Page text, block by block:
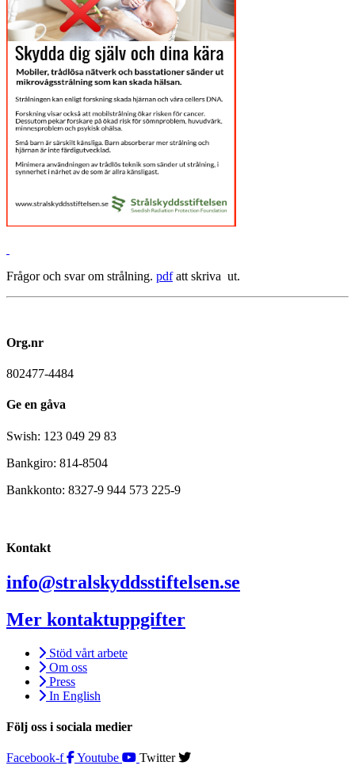
Frågor och svar om strålning. pdfatt skriva ut.
Org.nr
802477-4484
Ge en gåva
Swish: 123 049 29 83
Bankgiro: 814-8504
Bankkonto: 8327-9 944 573 225-9
Kontakt
info@stralskyddsstiftelsen.se
Mer kontaktuppgifter
Stöd vårt arbete
Om oss
Press
In English
Följ oss i sociala medier
Facebook-f Youtube
Twitter